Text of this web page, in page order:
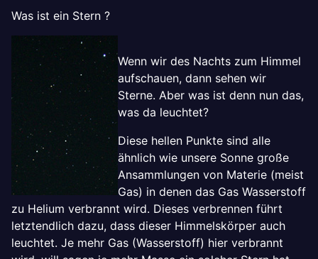
Was ist ein Stern ?
Wenn wir des Nachts zum Himmel
aufschauen, dann sehen wir
Sterne. Aber was ist denn nun das,
was da leuchtet?
Diese hellen Punkte sind alle
ähnlich wie unsere Sonne große
Ansammlungen von Materie (meist
Gas) in denen das Gas Wasserstoff
zu Helium verbrannt wird. Dieses verbrennen führt
letztendlich dazu, dass dieser Himmelskörper auch
leuchtet. Je mehr Gas (Wasserstoff) hier verbrannt